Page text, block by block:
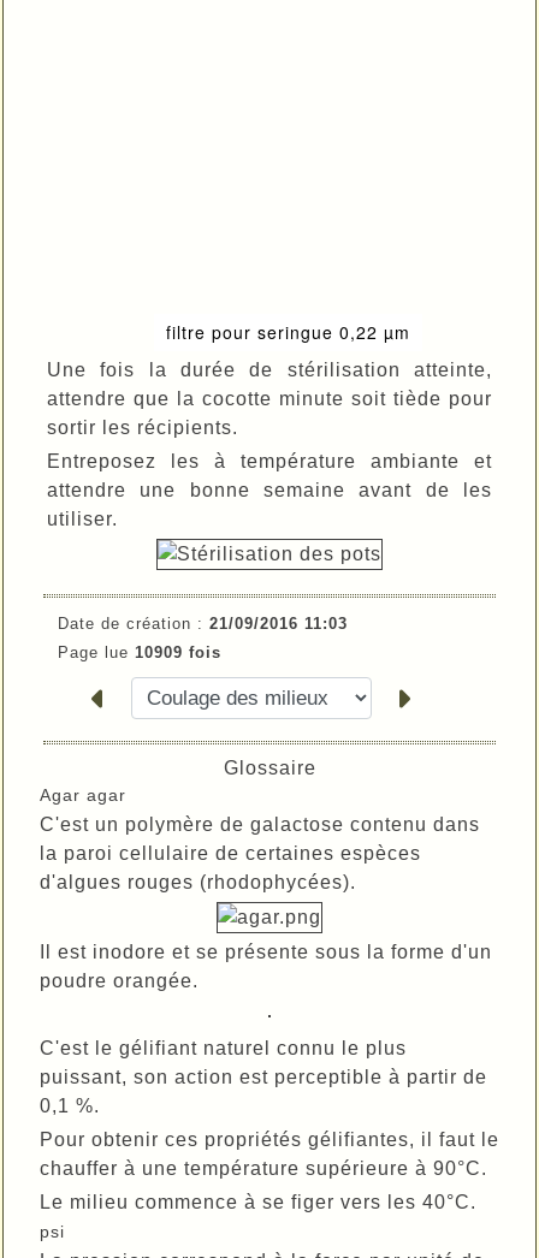
filtre pour seringue 0,22 µm
Une fois la durée de stérilisation atteinte,
attendre que la cocotte minute soit tiède pour
sortir les récipients.
Entreposez les à température ambiante et
attendre une bonne semaine avant de les
utiliser.
Date de création : 21/09/2016 11:03
Page lue 10909 fois
Glossaire
Agar agar
C'est un polymère de galactose contenu dans
la paroi cellulaire de certaines espèces
d'algues rouges (rhodophycées).
Il est inodore et se présente sous la forme d'un
poudre orangée.
C'est le gélifiant naturel connu le plus
puissant, son action est perceptible à partir de
0,1 %.
Pour obtenir ces propriétés gélifiantes, il faut le
chauffer à une température supérieure à 90°C.
Le milieu commence à se figer vers les 40°C.
psi